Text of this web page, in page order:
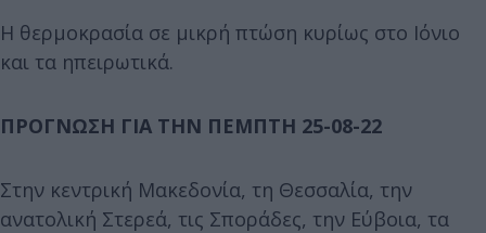
Η θερμοκρασία σε μικρή πτώση κυρίως στο Ιόνιο
και τα ηπειρωτικά.
ΠΡΟΓΝΩΣΗ ΓΙΑ ΤΗΝ ΠΕΜΠΤΗ 25-08-22
Στην κεντρική Μακεδονία, τη Θεσσαλία, την
ανατολική Στερεά, τις Σποράδες, την Εύβοια, τα